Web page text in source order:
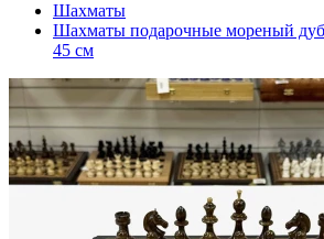
Шахматы
Шахматы подарочные мореный
45 см